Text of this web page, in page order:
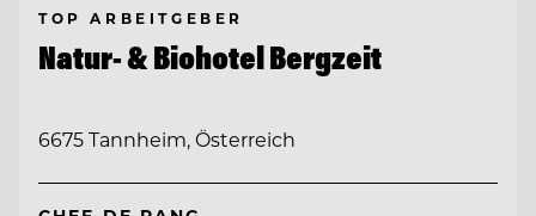
TOP ARBEITGEBER
Natur- & Biohotel Bergzeit
6675 Tannheim, Österreich